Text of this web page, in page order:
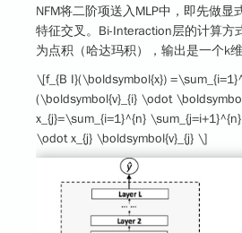
NFM将二阶项送入MLP中，即先做显
特征交叉。Bi-Interaction层的计算方
为点积（哈达玛积），输出是一个k
\[f_{B I}(\boldsymbol{x})
(\boldsymbol{v}_{i} \odot
x_{j}=\sum_{i=1}^{n}
\odot x_{j} \boldsymbol{v}_{j} \]